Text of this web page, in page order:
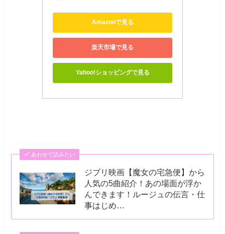
Amazonで見る
楽天市場で見る
Yahoo!ショッピングで見る
あわせて読みたい
ジブリ映画【魔女の宅急便】から
人気の5曲紹介！あの場面が浮か
んできます！ルージュの伝言・仕
事はじめ…